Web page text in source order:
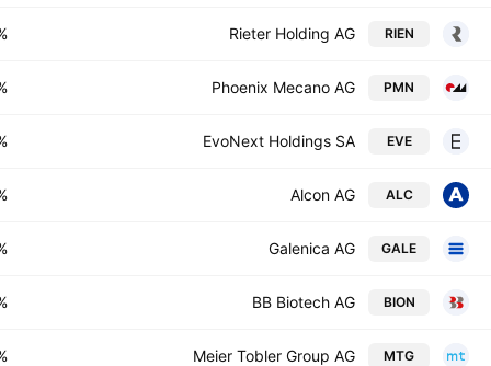
RIEN
Rieter Holding AG
PMN
Phoenix Mecano AG
EVE
EvoNext Holdings SA
ALC
Alcon AG
GALE
Galenica AG
BION
BB Biotech AG
MTG
Meier Tobler Group AG